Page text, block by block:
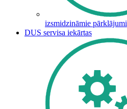
izsmidzināmie pārklājumi
DUS servisa iekārtas